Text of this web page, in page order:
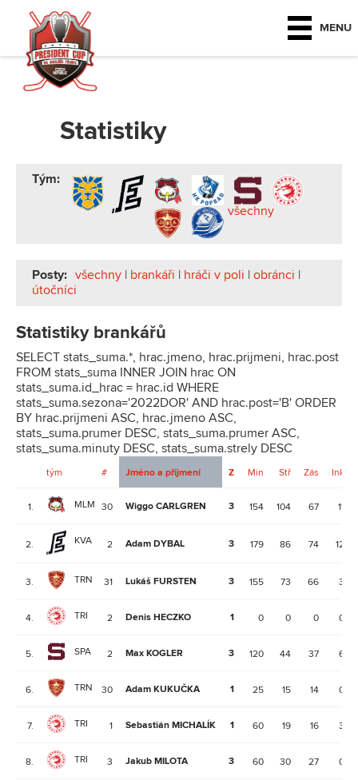
MENU
Statistiky
Tým:
všechny
Posty: všechny | brankáři | hráči v poli | obránci |
útočníci
Statistiky brankářů
SELECT stats_suma.*, hrac.jmeno, hrac.prijmeni, hrac.post
FROM stats_suma INNER JOIN hrac ON
stats_suma.id_hrac = hrac.id WHERE
stats_suma.sezona='2022DOR' AND hrac.post='B' ORDER
BY hrac.prijmeni ASC, hrac.jmeno ASC,
stats_suma.prumer DESC, stats_suma.prumer ASC,
stats_suma.minuty DESC, stats_suma.strely DESC
tým # Jméno a příjmení Z Min Stř Zás Ink
1. MLM 30 Wiggo CARLGREN 3 154 104 67 11
2. KVA 2 Adam DYBAL 3 179 86 74 12
3. TRN 31 Lukáš FURSTEN 3 155 73 66 3
4. TRI 2 Denis HECZKO 1 0 0 0 0
5. SPA 2 Max KOGLER 3 120 44 37 6
6. TRN 30 Adam KUKUČKA 1 25 15 14 0
7. TRI 1 Sebastián MICHALÍK 1 60 19 16 3
8. TRI 3 Jakub MILOTA 3 60 30 27 0